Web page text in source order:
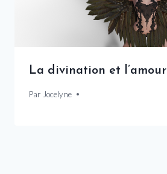
La divination et l’amour
Par Jocelyne
5 novembre 2024